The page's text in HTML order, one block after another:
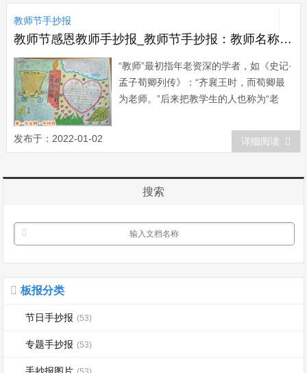
斓的色彩 …… 我当怎样地感谢您!踏遍心
教师节手抄报
教师节感恩教师手抄报_教师节手抄报：教师名称的来源
“教师”最初指年老资深的学者，如《史记·
孟子荀卿列传》：“齐襄王时，而荀卿最
为老师。”后来把教学生的人也称为“老
诗：“伯安入小学，颖悟非凡儿。属句有
发布于：2022-01-02 详细阅读
搜索
板报分类
节日手抄报 (53)
专题手抄报 (53)
手抄报图片